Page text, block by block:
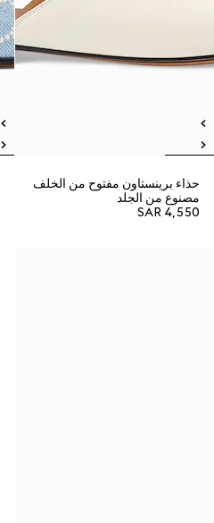
حذاء برينستاون مفتوح من الخلف
مصنوع من الجلد
SAR 4,550